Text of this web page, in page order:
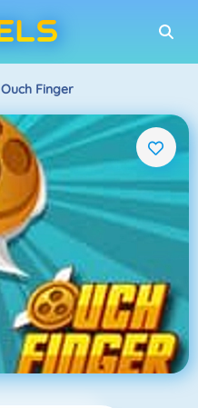
Ouch Finger